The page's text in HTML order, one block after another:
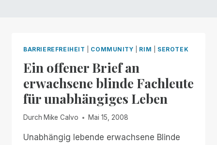
BARRIEREFREIHEIT COMMUNITY RIM SEROTEK
Ein offener Brief an
erwachsene blinde Fachleute
für unabhängiges Leben
Durch Mike Calvo Mai 15, 2008
Unabhängig lebende erwachsene Blinde